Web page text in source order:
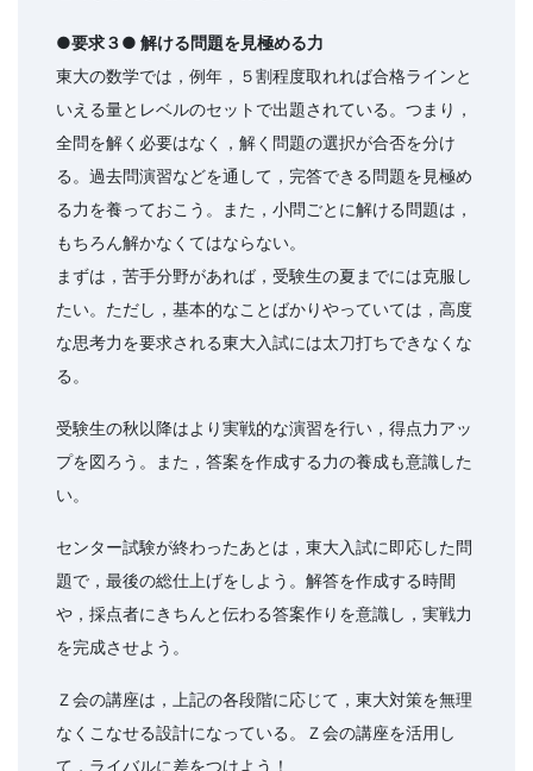
●要求３● 解ける問題を見極める力
東大の数学では，例年，５割程度取れれば合格ラインと
いえる量とレベルのセットで出題されている。つまり，
全問を解く必要はなく，解く問題の選択が合否を分け
る。過去問演習などを通して，完答できる問題を見極め
る力を養っておこう。また，小問ごとに解ける問題は，
もちろん解かなくてはならない。
まずは，苦手分野があれば，受験生の夏までには克服し
たい。ただし，基本的なことばかりやっていては，高度
な思考力を要求される東大入試には太刀打ちできなくな
る。
受験生の秋以降はより実戦的な演習を行い，得点力アッ
プを図ろう。また，答案を作成する力の養成も意識した
い。
センター試験が終わったあとは，東大入試に即応した問
題で，最後の総仕上げをしよう。解答を作成する時間
や，採点者にきちんと伝わる答案作りを意識し，実戦力
を完成させよう。
Ｚ会の講座は，上記の各段階に応じて，東大対策を無理
なくこなせる設計になっている。Ｚ会の講座を活用し
て，ライバルに差をつけよう！